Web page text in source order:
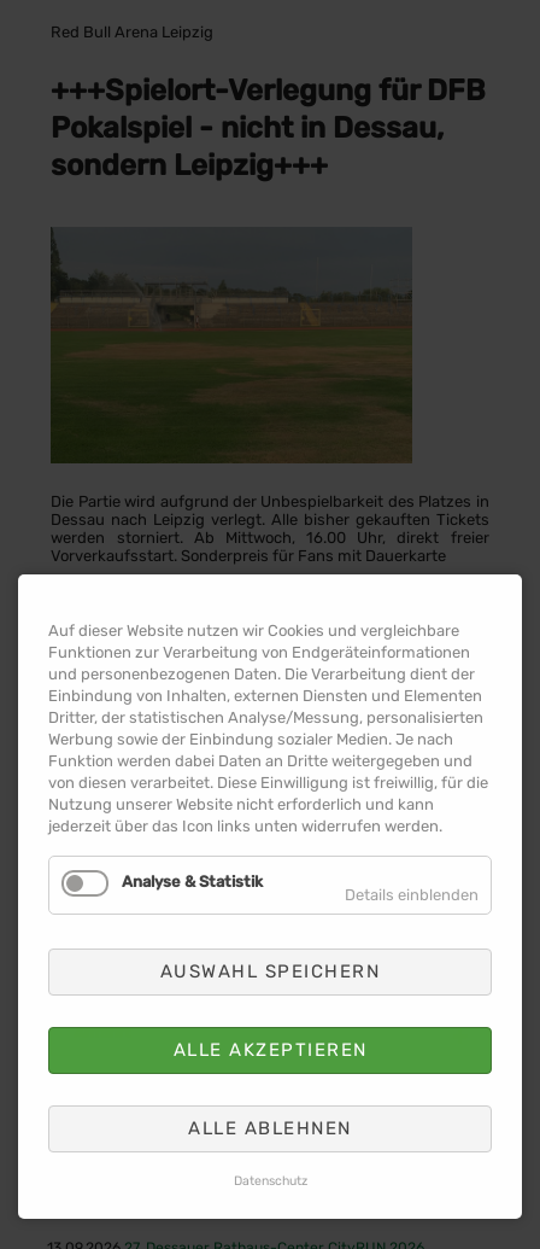
Red Bull Arena Leipzig
+++Spielort-Verlegung für DFB
Pokalspiel - nicht in Dessau,
sondern Leipzig+++
Die Partie wird aufgrund der Unbespielbarkeit des Platzes in
Dessau nach Leipzig verlegt. Alle bisher gekauften Tickets
werden storniert. Ab Mittwoch, 16.00 Uhr, direkt freier
Vorverkaufsstart. Sonderpreis für Fans mit Dauerkarte
Ottensen
am 30. August (Dienstag, Anstoß: 20.46 Uhr) in
derRed Bull Arenabestreiten. Tickets werdenab Mittwoch
um 16.00 Uhr direkt im freien Vorverkauf imRBL-Online-
Ticketshopbuchbar sein.
Die Partie sollte eigentlich im DessauerPaul-Greifzu-
Stadionangepfiffen werden. Dort wurde allerdings in den
vergangenen Tagen der Rasen so beschädigt, dass das
Spielfeld in der Kürze der Zeit nicht wieder in einen
bespielbaren Zustand gebracht werden kann. Das ergab
eine finale Platzbegehung am Dienstag mit Vertretern des
DFB, Gastgeber Ottensen und der Stadt Dessau.
TICKETS
Die Story
Anfahrt
Stabhochsprungmeeting Marktplatz Dessau
Auf dieser Website nutzen wir Cookies und vergleichbare
Funktionen zur Verarbeitung von Endgeräteinformationen
und personenbezogenen Daten. Die Verarbeitung dient der
Einbindung von Inhalten, externen Diensten und Elementen
Dritter, der statistischen Analyse/Messung, personalisierten
Werbung sowie der Einbindung sozialer Medien. Je nach
Funktion werden dabei Daten an Dritte weitergegeben und
von diesen verarbeitet. Diese Einwilligung ist freiwillig, für die
Nutzung unserer Website nicht erforderlich und kann
jederzeit über das Icon links unten widerrufen werden.
Analyse & Statistik
Details einblenden
AUSWAHL SPEICHERN
ALLE AKZEPTIEREN
ALLE ABLEHNEN
Datenschutz